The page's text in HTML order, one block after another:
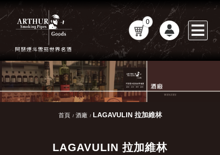
0
首頁 酒廠 LAGAVULIN 拉加維林
LAGAVULIN 拉加維林